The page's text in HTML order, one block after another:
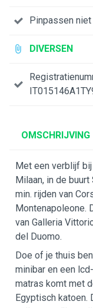
Pinpassen niet
DIVERSEN
OMSCHRIJVING
Met een verblijf
Milaan, in de
min. rijden van
Montenapoleone. Dit hotel voor families ligt op 3,2 km
van Galleria
del Duomo.
Doe of je thuis
minibar en een
matras komt met
Egyptisch